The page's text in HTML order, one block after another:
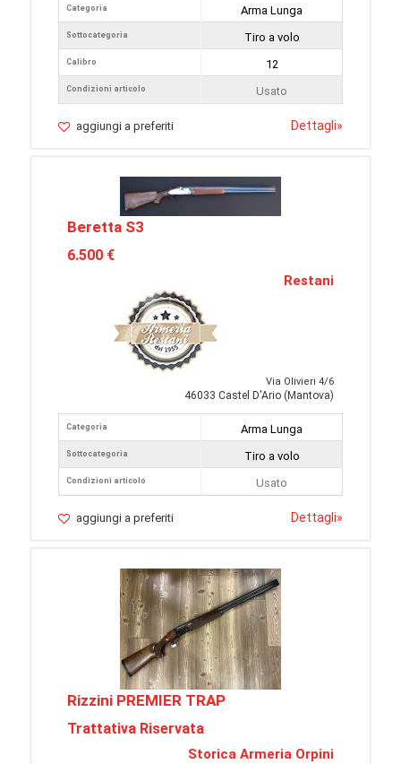
Categoria
Sottocategoria
Calibro
Condizioni articolo
Arma Lunga
Tiro a volo
12
Usato
aggiungi a preferiti Dettagli»
Beretta S3
6.500 €
Restani
Via Olivieri 4/6
46033 Castel D'Ario (Mantova)
Categoria
Sottocategoria
Condizioni articolo
Arma Lunga
Tiro a volo
Usato
aggiungi a preferiti Dettagli»
Rizzini PREMIER TRAP
Trattativa Riservata
Storica Armeria Orpini